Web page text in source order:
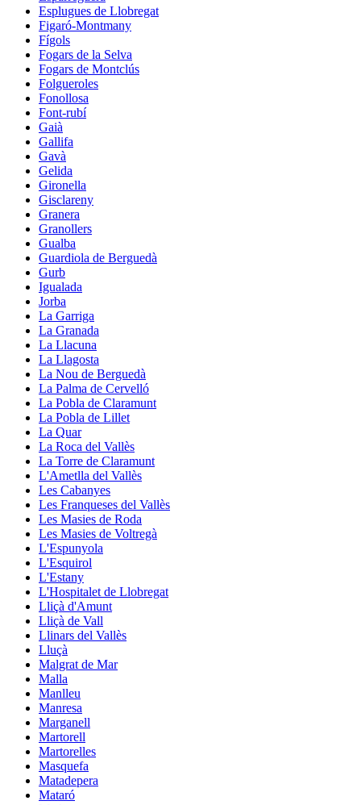
Esplugues de Llobregat
Figaró-Montmany
Fígols
Fogars de la Selva
Fogars de Montclús
Folgueroles
Fonollosa
Font-rubí
Gaià
Gallifa
Gavà
Gelida
Gironella
Gisclareny
Granera
Granollers
Gualba
Guardiola de Berguedà
Gurb
Igualada
Jorba
La Garriga
La Granada
La Llacuna
La Llagosta
La Nou de Berguedà
La Palma de Cervelló
La Pobla de Claramunt
La Pobla de Lillet
La Quar
La Roca del Vallès
La Torre de Claramunt
L'Ametlla del Vallès
Les Cabanyes
Les Franqueses del Vallès
Les Masies de Roda
Les Masies de Voltregà
L'Espunyola
L'Esquirol
L'Estany
L'Hospitalet de Llobregat
Lliçà d'Amunt
Lliçà de Vall
Llinars del Vallès
Lluçà
Malgrat de Mar
Malla
Manlleu
Manresa
Marganell
Martorell
Martorelles
Masquefa
Matadepera
Mataró